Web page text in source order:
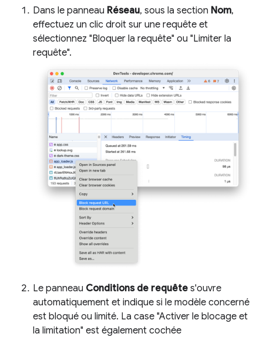
Dans le panneau Réseau, sous la section Nom,
effectuez un clic droit sur une requête et
sélectionnez "Bloquer la requête" ou "Limiter la
requête".
Le panneau Conditions de requête s'ouvre
automatiquement et indique si le modèle concerné
est bloqué ou limité. La case "Activer le blocage et
la limitation" est également cochée